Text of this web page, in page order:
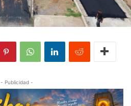
- Publicidad -